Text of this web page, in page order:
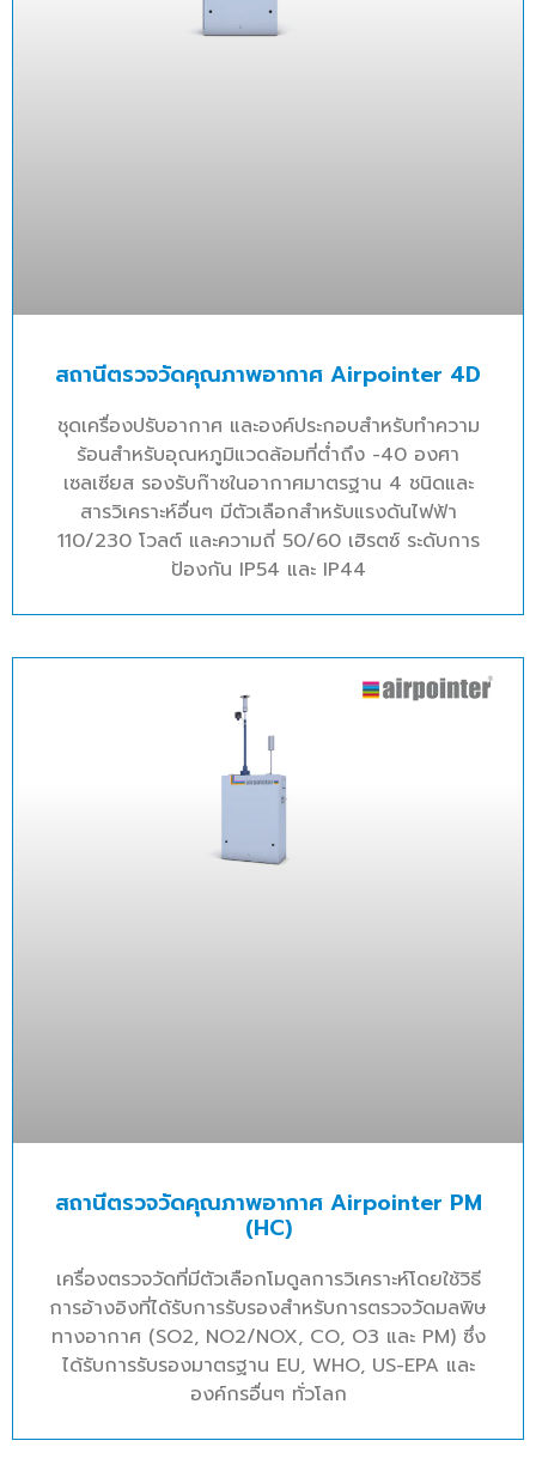
สถานีตรวจวัดคุณภาพอากาศ Airpointer 4D
ชุดเครื่องปรับอากาศ และองค์ประกอบสำหรับทำความ
ร้อนสำหรับอุณหภูมิแวดล้อมที่ต่ำถึง -40 องศา
เซลเซียส รองรับก๊าซในอากาศมาตรฐาน 4 ชนิดและ
สารวิเคราะห์อื่นๆ มีตัวเลือกสำหรับแรงดันไฟฟ้า
110/230 โวลต์ และความถี่ 50/60 เฮิรตซ์ ระดับการ
ป้องกัน IP54 และ IP44
สถานีตรวจวัดคุณภาพอากาศ Airpointer PM
(HC)
เครื่องตรวจวัดที่มีตัวเลือกโมดูลการวิเคราะห์โดยใช้วิธี
การอ้างอิงที่ได้รับการรับรองสำหรับการตรวจวัดมลพิษ
ทางอากาศ (SO2, NO2/NOX, CO, O3 และ PM) ซึ่ง
ได้รับการรับรองมาตรฐาน EU, WHO, US-EPA และ
องค์กรอื่นๆ ทั่วโลก